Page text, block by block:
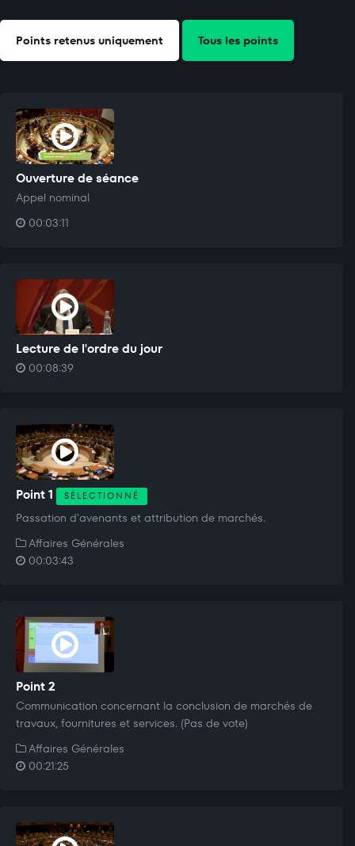
Points retenus uniquement Tous les points
Ouverture de séance
Appel nominal
00:03:11
Lecture de l'ordre du jour
00:08:39
Point 1 SÉLECTIONNÉ
Passation d'avenants et attribution de marchés.
Affaires Générales
00:03:43
Point 2
Communication concernant la conclusion de marchés de
travaux, fournitures et services. (Pas de vote)
Affaires Générales
00:21:25